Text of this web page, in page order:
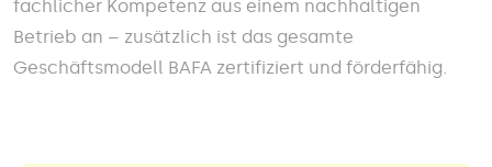
fachlicher Kompetenz aus einem nachhaltigen
Betrieb an – zusätzlich ist das gesamte
Geschäftsmodell BAFA zertifiziert und förderfähig.